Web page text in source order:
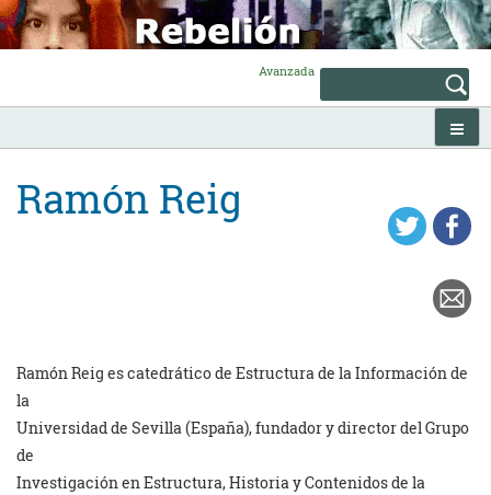
Skip
to
content
Avanzada
Ramón Reig
Ramón Reig es catedrático de Estructura de la Información de
la
Universidad de Sevilla (España), fundador y director del Grupo
de
Investigación en Estructura, Historia y Contenidos de la